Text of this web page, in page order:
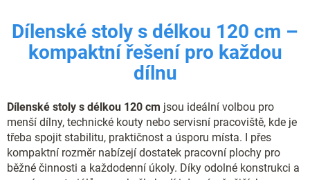
a
í
p
r
k
y
v
ý
p
i
Dílenské stoly s délkou 120 cm –
kompaktní řešení pro každou
dílnu
Dílenské stoly s délkou 120 cm jsou ideální volbou pro
menší dílny, technické kouty nebo servisní pracoviště, kde je
třeba spojit stabilitu, praktičnost a úsporu místa. I přes
kompaktní rozměr nabízejí dostatek pracovní plochy pro
běžné činnosti a každodenní úkoly. Díky odolné konstrukci a